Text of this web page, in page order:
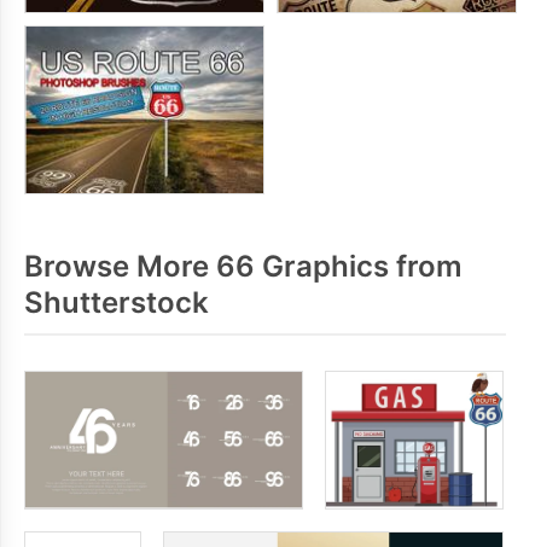
Browse More 66 Graphics from
Shutterstock